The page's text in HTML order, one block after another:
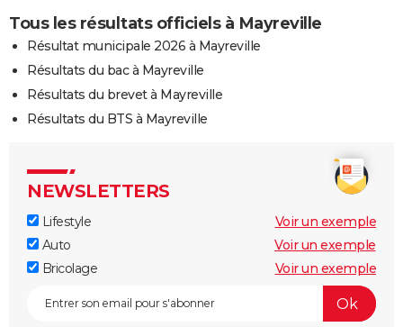
Tous les résultats officiels à Mayreville
Résultat municipale 2026 à Mayreville
Résultats du bac à Mayreville
Résultats du brevet à Mayreville
Résultats du BTS à Mayreville
NEWSLETTERS
Lifestyle
Voir un exemple
Auto
Voir un exemple
Bricolage
Voir un exemple